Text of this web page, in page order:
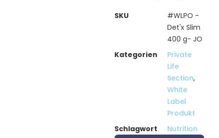
SKU
#WLPO -
Det'x Slim
400 g- JO
Kategorien
Private
Life
Section,
White
Label
Produkt
Schlagwort
Nutrition